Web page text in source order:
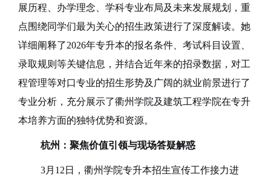
展历程、办学理念、学科专业布局及未来发展规划，重
点围绕同学们最为关心的招生政策进行了深度解读。她
详细阐释了2026年专升本的报名条件、考试科目设置、
录取规则等关键信息，并结合近年来的招录数据，对工
程管理等对口专业的招生形势及广阔的就业前景进行了
专业分析，充分展示了衢州学院及建筑工程学院在专升
本培养方面的独特优势和资源。
杭州：聚焦价值引领与现场答疑解惑
3月12日， 衢州学院专升本招生宣传工作接力进